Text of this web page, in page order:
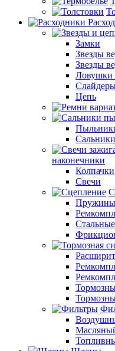
Замки
Звезды
Звезды
Ловушки
Цепь
Сальники
наконечники
Колпачки
Свечи
Пружины